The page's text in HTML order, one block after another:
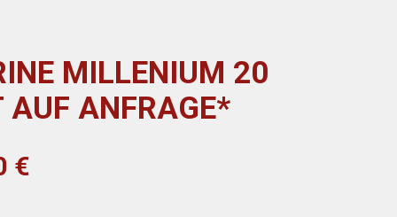
MILLENIUM 20
AUF ANFRAGE*
€